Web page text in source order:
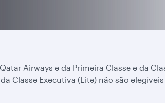
Airways e da Primeira Classe e da
Classe Executiva (Lite) não são